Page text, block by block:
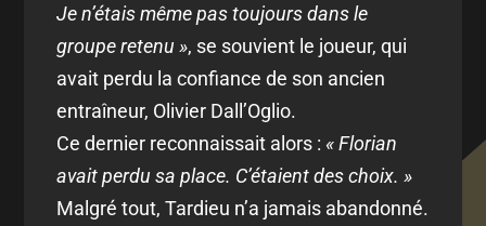
Je n’étais même pas toujours dans le
groupe retenu », se souvient le joueur, qui
avait perdu la confiance de son ancien
entraîneur, Olivier Dall’Oglio.
Ce dernier reconnaissait alors :« Florian
avait perdu sa place. C’étaient des choix. »
Malgré tout, Tardieu n’a jamais abandonné.